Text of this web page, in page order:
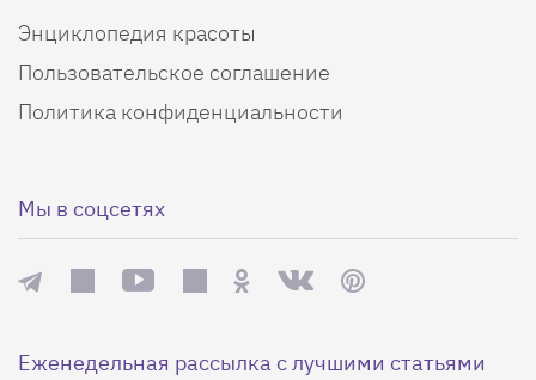
Энциклопедия красоты
Пользовательское соглашение
Политика конфиденциальности
Мы в соцсетях
Еженедельная рассылка с лучшими статьями